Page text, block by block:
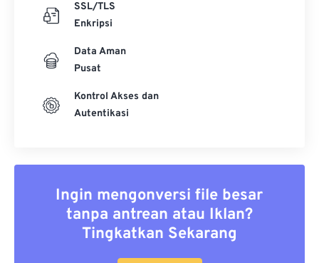
SSL/TLS
Enkripsi
Data Aman
Pusat
Kontrol Akses dan
Autentikasi
Ingin mengonversi file besar
tanpa antrean atau Iklan?
Tingkatkan Sekarang